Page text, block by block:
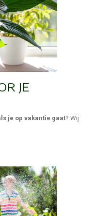
JE
je op vakantie gaat? Wij